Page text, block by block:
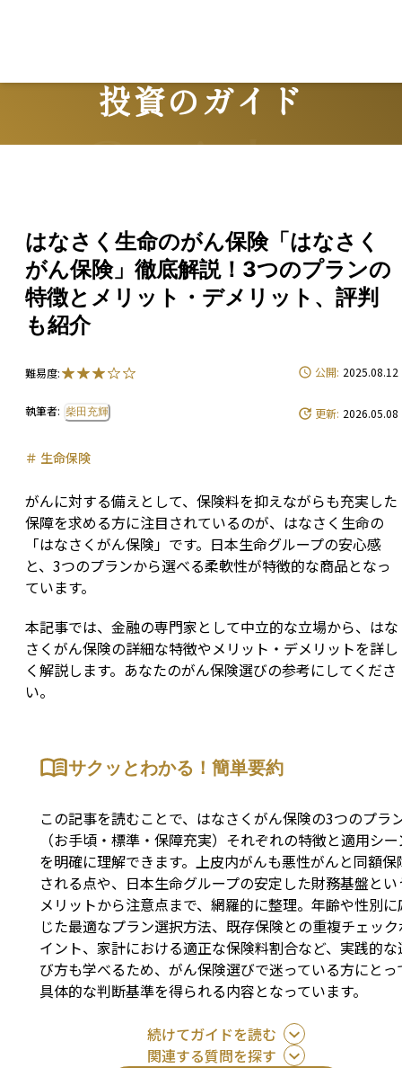
投資のガイド
Guide
はなさく生命のがん保険「はなさく
がん保険」徹底解説！3つのプランの
特徴とメリット・デメリット、評判
も紹介
難易度:
執筆者: 柴田充輝
公開: 2025.08.12
更新: 2026.05.08
＃ 生命保険
がんに対する備えとして、保険料を抑えながらも充実した
保障を求める方に注目されているのが、はなさく生命の
「はなさくがん保険」です。日本生命グループの安心感
と、3つのプランから選べる柔軟性が特徴的な商品となっ
ています。
本記事では、金融の専門家として中立的な立場から、はな
さくがん保険の詳細な特徴やメリット・デメリットを詳し
く解説します。あなたのがん保険選びの参考にしてくださ
い。
サクッとわかる！簡単要約
この記事を読むことで、はなさくがん保険の3つのプラ
（お手頃・標準・保障充実）それぞれの特徴と適用シー
を明確に理解できます。上皮内がんも悪性がんと同額保
される点や、日本生命グループの安定した財務基盤とい
メリットから注意点まで、網羅的に整理。年齢や性別に
じた最適なプラン選択方法、既存保険との重複チェッ
イント、家計における適正な保険料割合など、実践的な
び方も学べるため、がん保険選びで迷っている方にとっ
具体的な判断基準を得られる内容となっています。
続けてガイドを読む
関連する質問を探す